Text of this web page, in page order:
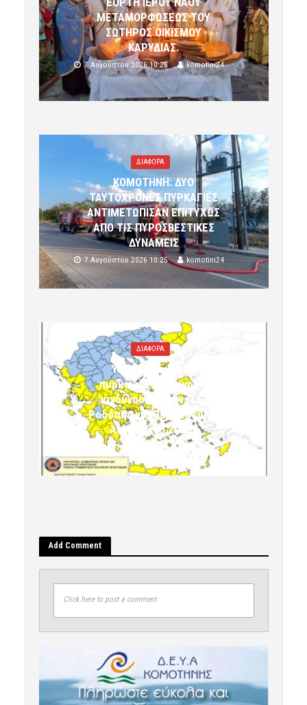
ΜΕΤΑΜΟΡΦΩΣΕΩΣ ΤΟΥ
ΣΩΤΗΡΟΣ ΟΙΚΙΣΜΟΥ
ΚΑΡΥΔΙΑΣ.
7 Αυγούστου 2026 10:26 komotini24
ΔΙΑΦΟΡΑ
ΚΟΜΟΤΗΝΗ: ΔΥΟ
ΤΑΥΤΟΧΡΟΝΕΣ ΠΥΡΚΑΓΙΕΣ
ΑΝΤΙΜΕΤΩΠΙΣΑΝ ΕΠΙΤΥΧΩΣ
ΑΠΟ ΤΙΣ ΠΥΡΟΣΒΕΣΤΙΚΕΣ
ΔΥΝΑΜΕΙΣ
7 Αυγούστου 2026 10:25 komotini24
ΔΙΑΦΟΡΑ
Υψηλός κίνδυνος
πυρκαγιάς (κατηγορία
κινδύνου 3) στην Π.Ε.
Ροδόπης για Παρασκευή 7
Αυγούστου 2026»
7 Αυγούστου 2026 10:24 komotini24
Add Comment
Click here to post a comment